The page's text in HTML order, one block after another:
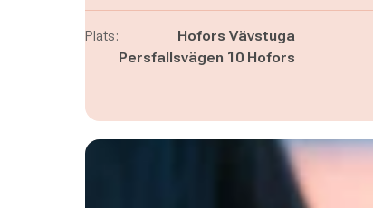
Plats:
Hofors Vävstuga
Persfallsvägen 10 Hofors